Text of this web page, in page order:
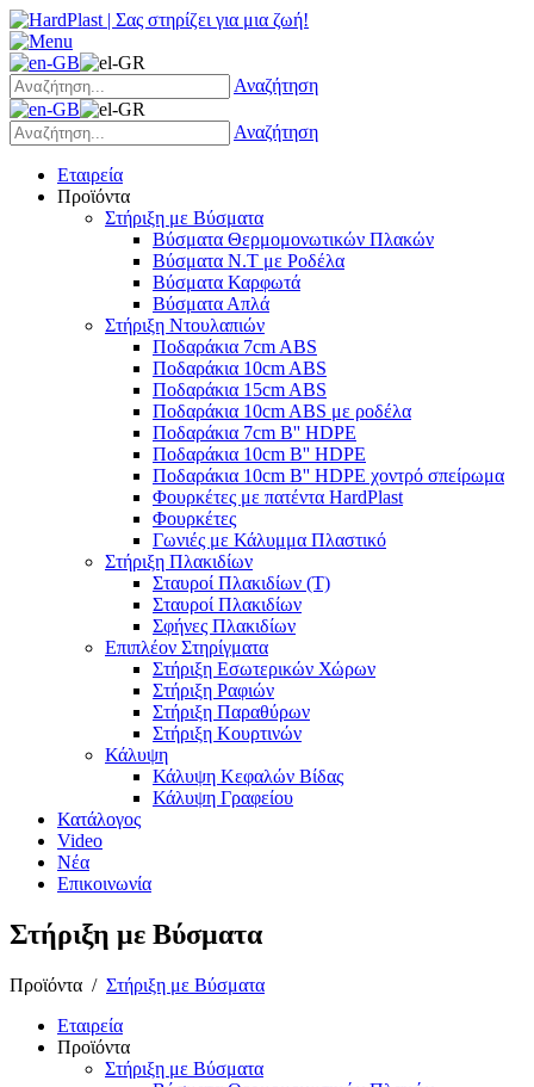
Αναζήτηση
Αναζήτηση
Εταιρεία
Προϊόντα
Στήριξη με Βύσματα
Βύσματα Θερμομονωτικών Πλακών
Βύσματα Ν.Τ με Ροδέλα
Βύσματα Καρφωτά
Βύσματα Απλά
Στήριξη Ντουλαπιών
Ποδαράκια 7cm ABS
Ποδαράκια 10cm ABS
Ποδαράκια 15cm ABS
Ποδαράκια 10cm ABS με ροδέλα
Ποδαράκια 7cm B'' HDPE
Ποδαράκια 10cm B'' HDPE
Ποδαράκια 10cm B'' HDPE χοντρό σπείρωμα
Φουρκέτες με πατέντα HardPlast
Φουρκέτες
Γωνιές με Κάλυμμα Πλαστικό
Στήριξη Πλακιδίων
Σταυροί Πλακιδίων (Τ)
Σταυροί Πλακιδίων
Σφήνες Πλακιδίων
Επιπλέον Στηρίγματα
Στήριξη Εσωτερικών Χώρων
Στήριξη Ραφιών
Στήριξη Παραθύρων
Στήριξη Κουρτινών
Κάλυψη
Κάλυψη Κεφαλών Βίδας
Κάλυψη Γραφείου
Κατάλογος
Video
Νέα
Επικοινωνία
Στήριξη με Βύσματα
Προϊόντα / Στήριξη με Βύσματα
Εταιρεία
Προϊόντα
Στήριξη με Βύσματα